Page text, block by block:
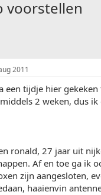
voorstellen
2011
een tijdje hier
2 weken, dus
ronald, 27 jaar uit
Af en toe ga ik
zijn aangesloten,
haaienvin